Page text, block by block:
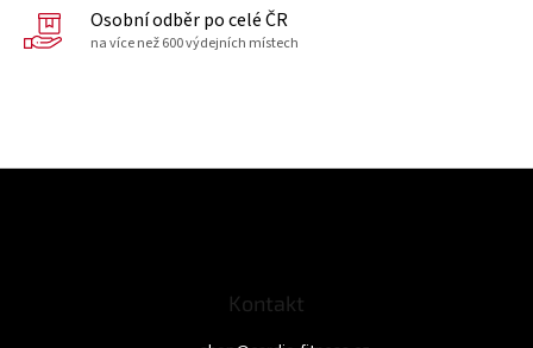
Osobní odběr po celé ČR
na více než 600 výdejních místech
Kontakt